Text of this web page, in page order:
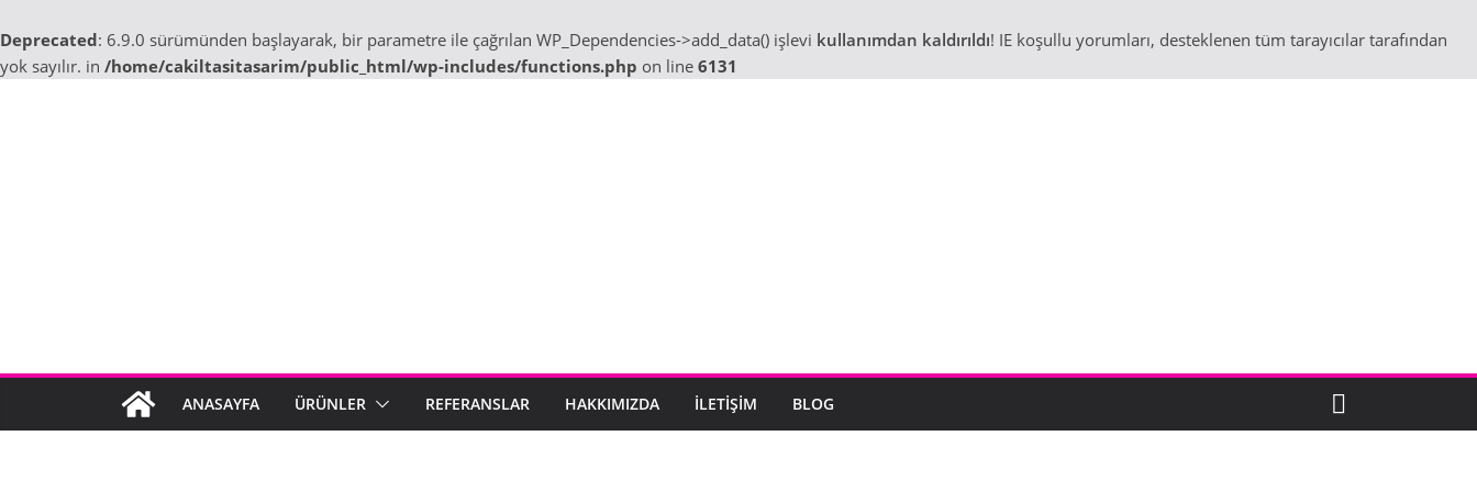
Deprecated: 6.9.0 sürümünden başlayarak, bir parametre ile çağrılan WP_Dependencies->add_data() işlevi kullanımdan kaldırıldı! IE koşullu yorumları, desteklenen tüm tarayıcılar tarafından
yok sayılır. in /home/cakiltasitasarim/public_html/wp-includes/functions.php on line 6131
ANASAYFA ÜRÜNLER REFERANSLAR HAKKIMIZDA İLETIŞIM BLOG